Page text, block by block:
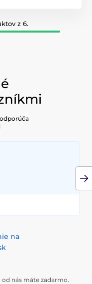
z 6.
na
nás máte zadarmo.